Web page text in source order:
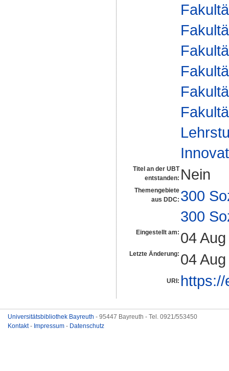
Titel an der UBT
entstanden: Nein
Themengebiete
aus DDC: 300
300
Eingestellt am: 04
Letzte Änderung: 04
URI:
Universitätsbibliothek Bayreuth - 95447 Bayreuth - Tel. 0921/553450
Kontakt- Impressum - Datenschutz